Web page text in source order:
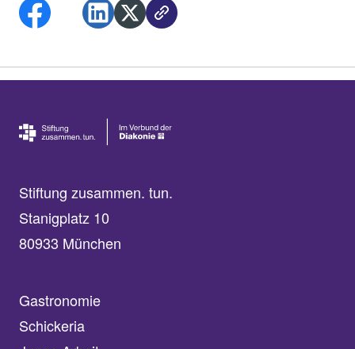
Stiftung zusammen. tun.
Stanigplatz 10
80933 München
Gastronomie
Schickeria